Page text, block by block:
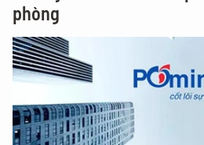
phòng